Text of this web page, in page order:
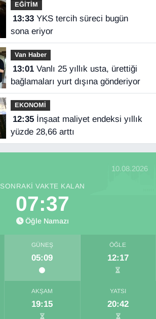
EĞİTİM
13:33YKS tercih süreci bugün
sona eriyor
Van Haber
13:01Vanlı 25 yıllık usta, ürettiği
bağlamaları yurt dışına gönderiyor
EKONOMİ
12:35İnşaat maliyet endeksi yıllık
yüzde 28,66 arttı
10.08.2026
SONRAKI VAKTE KALAN
07:37
Öğle Namazı
GÜNEŞ
05:09
ÖĞLE
12:17
AKŞAM
19:15
YATSI
20:42